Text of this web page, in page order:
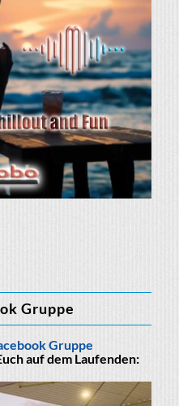
Gruppe
Gruppe
auf dem Laufenden: